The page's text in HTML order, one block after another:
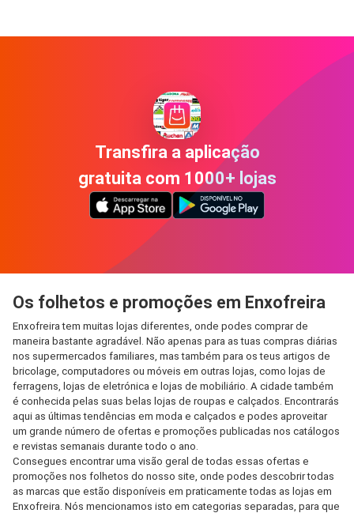
Transfira a aplicação
gratuita com 1000+ lojas
Os folhetos e promoções em Enxofreira
Enxofreira tem muitas lojas diferentes, onde podes comprar de
maneira bastante agradável. Não apenas para as tuas compras diárias
nos supermercados familiares, mas também para os teus artigos de
bricolage, computadores ou móveis em outras lojas, como lojas de
ferragens, lojas de eletrónica e lojas de mobiliário. A cidade também
é conhecida pelas suas belas lojas de roupas e calçados. Encontrarás
aqui as últimas tendências em moda e calçados e podes aproveitar
um grande número de ofertas e promoções publicadas nos catálogos
e revistas semanais durante todo o ano.
Consegues encontrar uma visão geral de todas essas ofertas e
promoções nos folhetos do nosso site, onde podes descobrir todas
as marcas que estão disponíveis em praticamente todas as lojas em
Enxofreira. Nós mencionamos isto em categorias separadas, para que